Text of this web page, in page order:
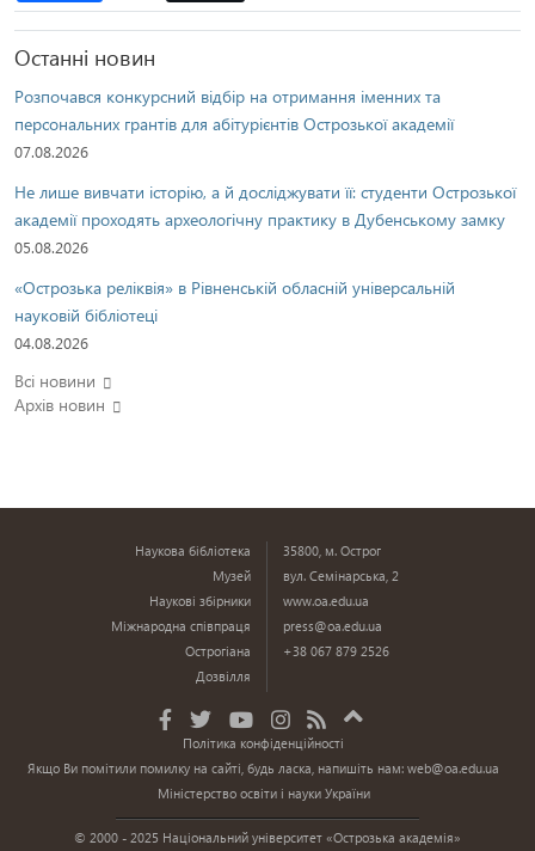
Останні новин
Розпочався конкурсний відбір на отримання іменних та
персональних грантів для абітурієнтів Острозької академії
07.08.2026
Не лише вивчати історію, а й досліджувати її: студенти Острозької
академії проходять археологічну практику в Дубенському замку
05.08.2026
«Острозька реліквія» в Рівненській обласній універсальній
науковій бібліотеці
04.08.2026
Всі новини
Архів новин
Наукова бібліотека
Музей
Наукові збірники
Міжнародна співпраця
Острогіана
Дозвілля
35800, м. Острог
вул. Семінарська, 2
www.oa.edu.ua
press@oa.edu.ua
+38 067 879 2526
Політика конфіденційності
Якщо Ви помітили помилку на сайті, будь ласка, напишіть нам:web@oa.edu.ua
Міністерство освіти і науки України
© 2000 - 2025 Національний університет «Острозька академія»